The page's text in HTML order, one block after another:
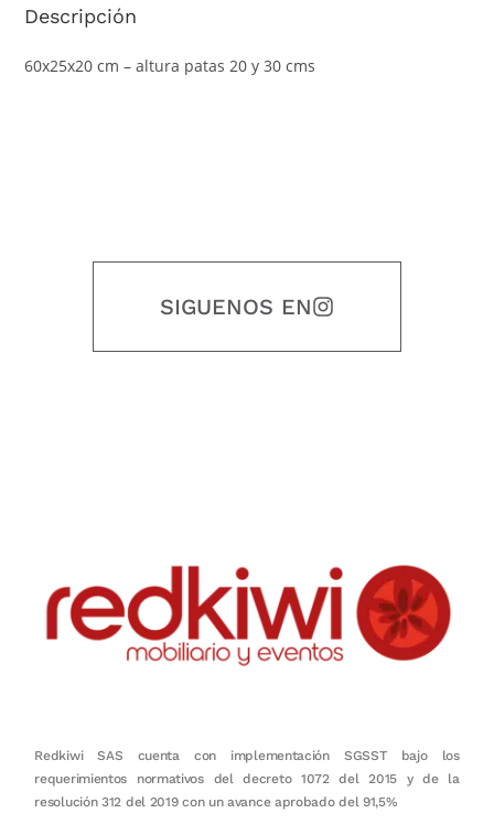
Descripción
60x25x20 cm – altura patas 20 y 30 cms
SIGUENOS EN
Redkiwi SAS cuenta con implementación SGSST bajo los
requerimientos normativos del decreto 1072 del 2015 y de la
resolución 312 del 2019 con un avance aprobado del 91,5%